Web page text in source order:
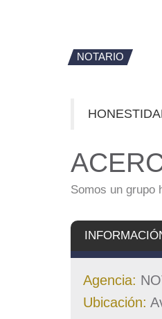
NOTARIO
Somos un grupo
Agencia:
Ubicación: